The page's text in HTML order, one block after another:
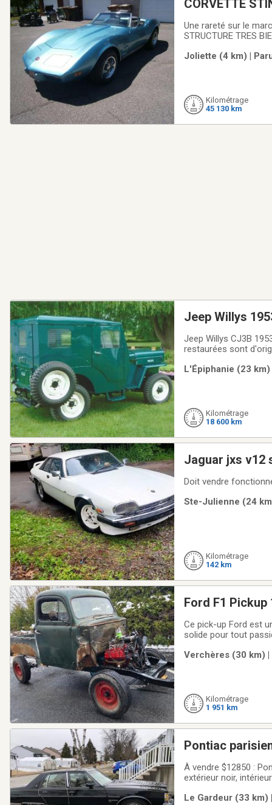
Une rareté sur le
STRUCTURE TRES
SÉRIEUX Merci
Joliette (4 km) |
Kilométrage
45 130 km
Jeep Willys
Jeep Willys CJ3B 19534 cylindres 75 HP 6 voltsLe moteur a été refait en 2000Presque toutes les pièces
restaurées sont
L'Épiphanie (23
Kilométrage
18 600 km
Ste-Julienne (24
Kilométrage
142 km
Ford F1 Pickup
Ce pick-up Ford est
solide pour tout
a colonnes .
Verchères (30 km)
Kilométrage
1 951 km
Pontiac
À vendre $12850 :
extérieur noir,
Intérieur complet et
Le Gardeur (33